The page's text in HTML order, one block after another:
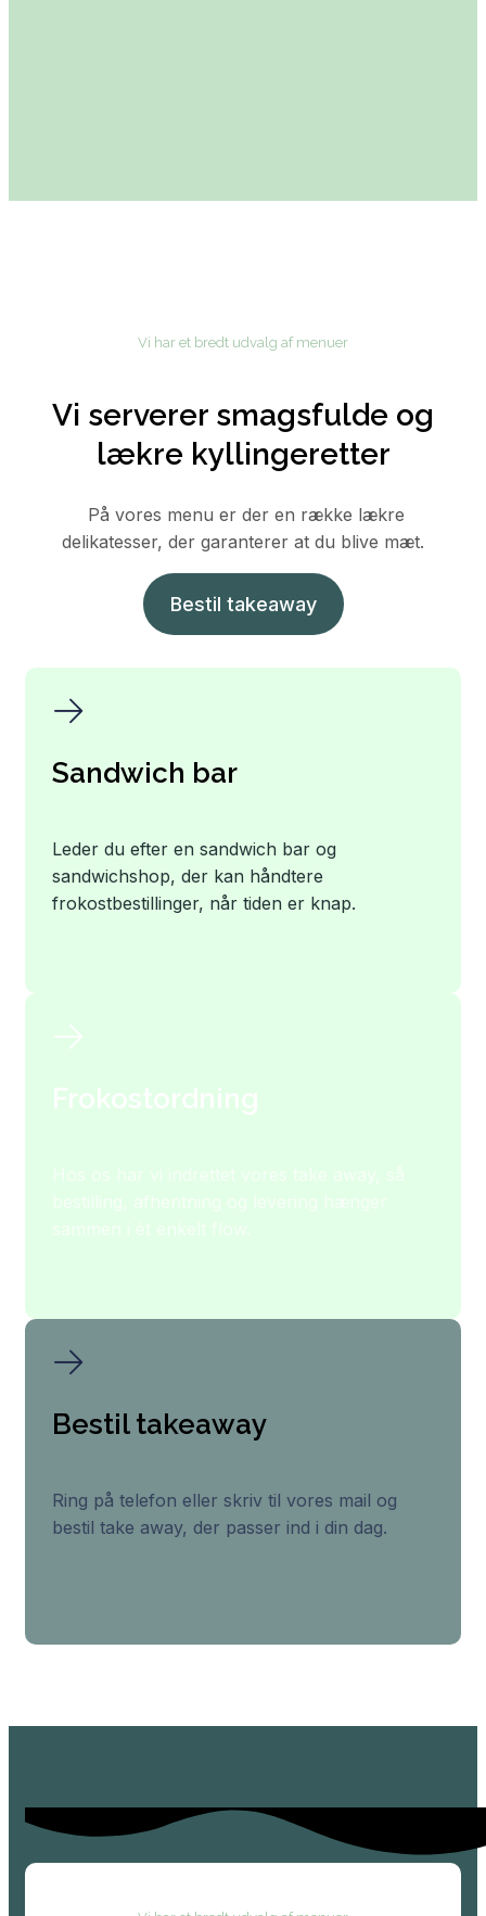
Vi har et bredt udvalg af menuer
Vi serverer smagsfulde og
lækre kyllingeretter
På vores menu er der en række lækre
delikatesser, der garanterer at du blive mæt.
Bestil takeaway
Sandwich bar
Leder du efter en sandwich bar og
sandwichshop, der kan håndtere
frokostbestillinger, når tiden er knap.
Frokostordning
Bestil takeaway
Ring på telefon eller skriv til vores mail og
bestil take away, der passer ind i din dag.